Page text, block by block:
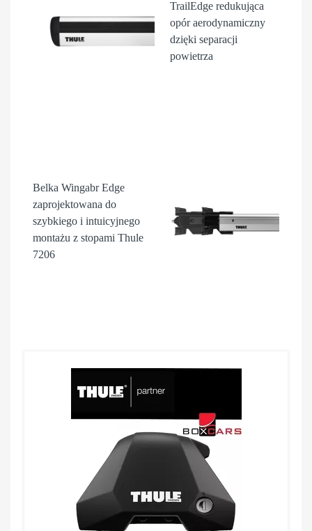
TrailEdge redukująca
opór aerodynamiczny
dzięki separacji
powietrza
Belka Wingabr Edge
zaprojektowana do
szybkiego i intuicyjnego
montażu z stopami Thule
7206